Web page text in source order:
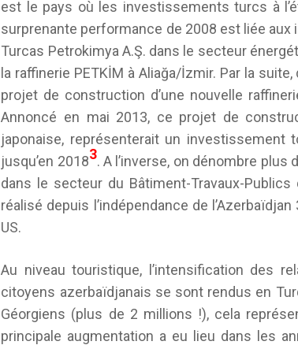
est le pays où les investissements turcs à
surprenante performance de 2008 est liée
Turcas Petrokimya A.Ş. dans le secteur
la raffinerie PETKİM à Aliağa/İzmir. Par la
projet de construction d’une nouvelle
Annoncé en mai 2013, ce projet de
japonaise, représenterait un investissement
jusqu’en 20183. A l’inverse, on dénombre
dans le secteur du Bâtiment-Travaux-
réalisé depuis l’indépendance de
US.
Au niveau touristique, l’intensification des
citoyens azerbaïdjanais se sont rendus en
Géorgiens (plus de 2 millions !), cela
principale augmentation a eu lieu dans les